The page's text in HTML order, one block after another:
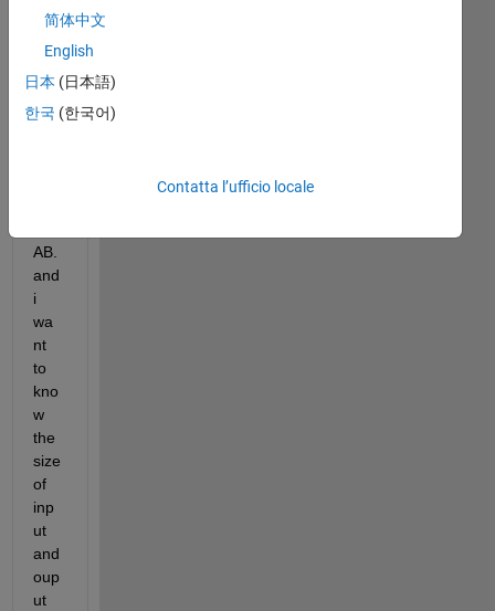
ma
a
LS
AB.
and
i
wa
nt
to
kno
w
the
size
of
inp
ut
and
oup
ut
简体中文
English
日本 (日本語)
한국 (한국어)
Contatta l’ufficio locale